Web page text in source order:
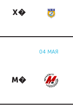
Х�
04 МАЯ
М�